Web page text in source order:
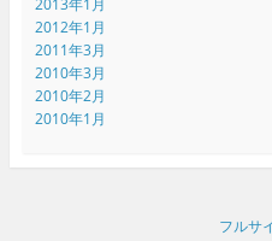
2013年1月
2012年1月
2011年3月
2010年3月
2010年2月
2010年1月
フルサ